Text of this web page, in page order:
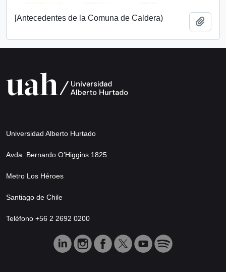
[Antecedentes de la Comuna de Caldera)
Universidad Alberto Hurtado
Avda. Bernardo O’Higgins 1825
Metro Los Héroes
Santiago de Chile
Teléfono +56 2 2692 0200